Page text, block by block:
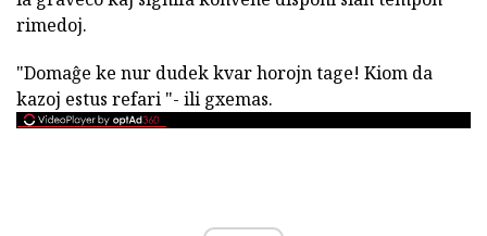
rimedoj.
"Domaĝe ke nur dudek kvar horojn tage! Kiom da
kazoj estus refari "- ili gxemas.